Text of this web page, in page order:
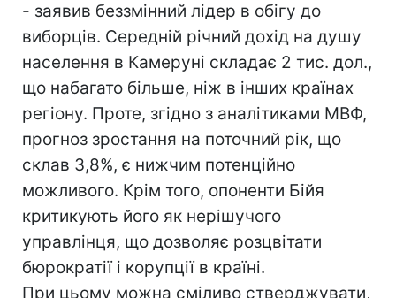
- заявив беззмінний лідер в обігу до
виборців. Середній річний дохід на душу
населення в Камеруні складає 2 тис. дол.,
що набагато більше, ніж в інших країнах
регіону. Проте, згідно з аналітиками МВФ,
прогноз зростання на поточний рік, що
склав 3,8%, є нижчим потенційно
можливого. Крім того, опоненти Бійя
критикують його як нерішучого
управлінця, що дозволяє розцвітати
бюрократії і корупції в країні.
При цьому можна сміливо стверджувати,